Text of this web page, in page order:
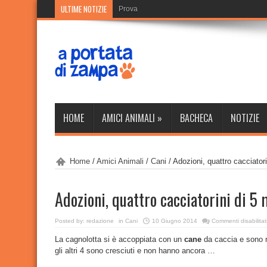
ULTIME NOTIZIE Prova
HOME AMICI ANIMALI » BACHECA NOTIZIE
Home / Amici Animali / Cani / Adozioni, quattro
Adozioni, quattro cacciatorini di 5
Posted by: redazione in Cani 10 Giugno 2014 Commenti disabilitati
La cagnolotta si è accoppiata con un cane da caccia e sono
gli altri 4 sono cresciuti e non hanno ancora …